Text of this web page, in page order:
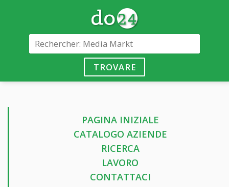
TROVARE
PAGINA INIZIALE
CATALOGO AZIENDE
RICERCA
LAVORO
CONTATTACI